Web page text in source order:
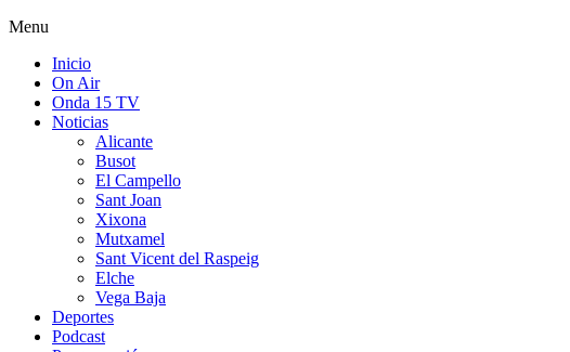
Menu
Inicio
On Air
Onda 15 TV
Noticias
Alicante
Busot
El Campello
Sant Joan
Xixona
Mutxamel
Sant Vicent del Raspeig
Elche
Vega Baja
Deportes
Podcast